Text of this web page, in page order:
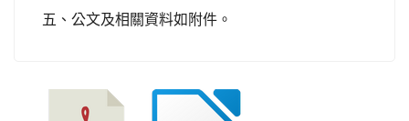
五、公文及相關資料如附件。